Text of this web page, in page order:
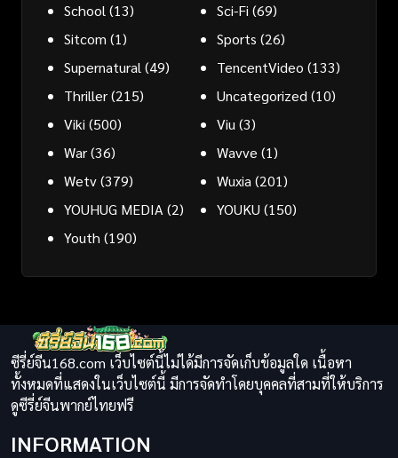
School (13) Sci-Fi (69)
Sitcom (1) Sports (26)
Supernatural (49) TencentVideo (133)
Thriller(215) Uncategorized (10)
Viki (500) Viu (3)
War(36) Wavve (1)
Wetv(379) Wuxia (201)
YOUHUG MEDIA (2) YOUKU (150)
Youth (190)
ซีรี่ย์จีน168.com เว็บไซต์นี้ไม่ได้มีการจัดเก็บข้อมูลใด เนื้อหา
ทั้งหมดที่แสดงในเว็บไซต์นี้ มีการจัดทำโดยบุคคลที่สามที่ให้บริการ
ดูซีรี่ย์จีนพากย์ไทยฟรี
INFORMATION